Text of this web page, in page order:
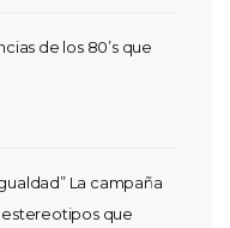
de los 80’s que
La campaña
que